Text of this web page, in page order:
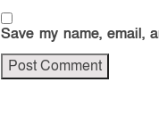
Save my name, email,